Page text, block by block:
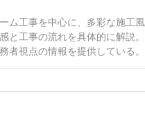
ム工事を中心に、多彩な施工風
と工事の流れを具体的に解説。
者視点の情報を提供している。